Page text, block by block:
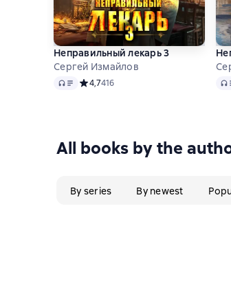
Неправильный лекарь 3
Сергей Измайлов
Audio Средний рейтинг 4,7 на основе 416
4,7416
All books by the
By series By newest